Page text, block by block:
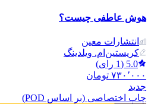
هوش عاطفی چیست؟
انتشارات معین
کریستین‌ام. ویلدینگ
5.0
(
1 رای)
۷۳۰٬۰۰۰ تومان
جدید
چاپ اختصاصی (بر اساس POD)